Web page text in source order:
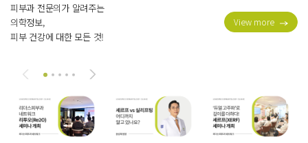
피부과 전문의가 알려주는
의학정보,
피부 건강에 대한 모든 것!
View more